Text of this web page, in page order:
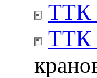
ТТК
ТТК